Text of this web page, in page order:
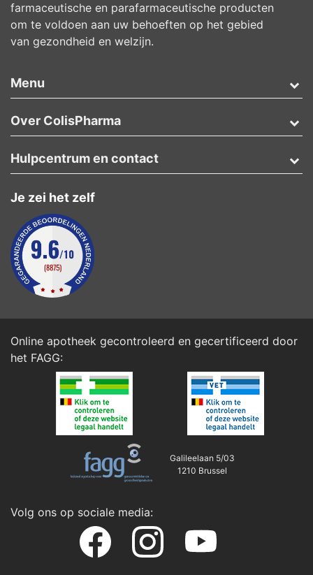
farmaceutische en parafarmaceutische producten
om te voldoen aan uw behoeften op het gebied
van gezondheid en welzijn.
Menu
Over ColisPharma
Je zei het zelf
Hulpcentrum en contact
Online apotheek gecontroleerd en gecertificeerd door
het FAGG:
Galileelaan 5/03
1210 Brussel
Volg ons op sociale media: